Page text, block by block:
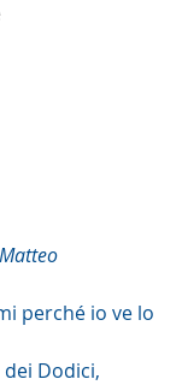
perché io ve lo